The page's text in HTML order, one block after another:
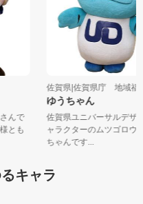
さんで
様とも
佐賀県|佐賀県庁 地域
ゆうちゃん
佐賀県ユニバーサルデ
ャラクターのムツゴロ
ちゃんです...
キャラ